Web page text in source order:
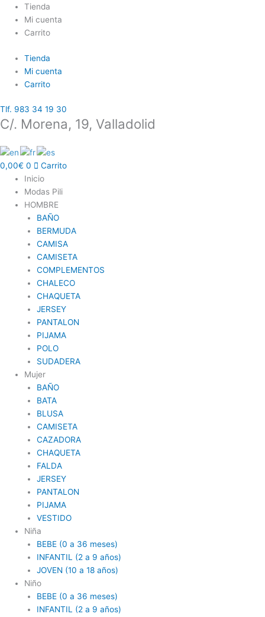
contenido
Tienda
Mi cuenta
Carrito
Tienda
Mi cuenta
Carrito
Tlf. 983 34 19 30
C/. Morena, 19, Valladolid
0,00€ 0
Carrito
Inicio
Modas Pili
HOMBRE
BAÑO
BERMUDA
CAMISA
CAMISETA
COMPLEMENTOS
CHALECO
CHAQUETA
JERSEY
PANTALON
PIJAMA
POLO
SUDADERA
Mujer
BAÑO
BATA
BLUSA
CAMISETA
CAZADORA
CHAQUETA
FALDA
JERSEY
PANTALON
PIJAMA
VESTIDO
Niña
BEBE (0 a 36 meses)
INFANTIL (2 a 9 años)
JOVEN (10 a 18 años)
Niño
BEBE (0 a 36 meses)
INFANTIL (2 a 9 años)
El
precio
original
37,99€.
El
precio
original
37,99€.
CHALECO
TRICOT
NUDE